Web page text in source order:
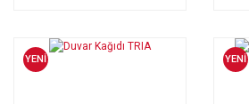
YENİ YENİ